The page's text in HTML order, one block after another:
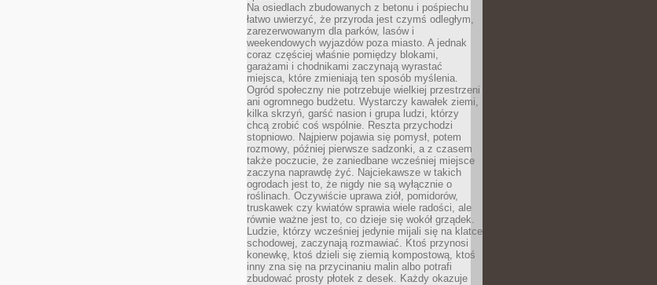
Na osiedlach zbudowanych z betonu i pośpiechu
łatwo uwierzyć, że przyroda jest czymś odległym,
zarezerwowanym dla parków, lasów i
weekendowych wyjazdów poza miasto. A jednak
coraz częściej właśnie pomiędzy blokami,
garażami i chodnikami zaczynają wyrastać
miejsca, które zmieniają ten sposób myślenia.
Ogród społeczny nie potrzebuje wielkiej przestrzeni
ani ogromnego budżetu. Wystarczy kawałek ziemi,
kilka skrzyń, garść nasion i grupa ludzi, którzy
chcą zrobić coś wspólnie. Reszta przychodzi
stopniowo. Najpierw pojawia się pomysł, potem
rozmowy, później pierwsze sadzonki, a z czasem
także poczucie, że zaniedbane wcześniej miejsce
zaczyna naprawdę żyć. Najciekawsze w takich
ogrodach jest to, że nigdy nie są wyłącznie o
roślinach. Oczywiście uprawa ziół, pomidorów,
truskawek czy kwiatów sprawia wiele radości, ale
równie ważne jest to, co dzieje się wokół grządek.
Ludzie, którzy wcześniej jedynie mijali się na klatce
schodowej, zaczynają rozmawiać. Ktoś przynosi
konewkę, ktoś dzieli się ziemią kompostową, ktoś
inny zna się na przycinaniu malin albo potrafi
zbudować prosty płotek z desek. Każdy okazuje